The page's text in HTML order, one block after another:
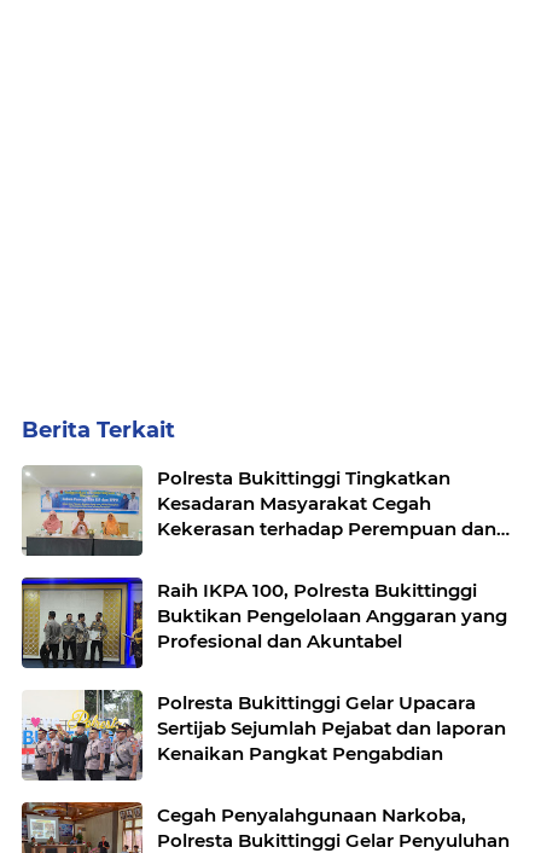
Berita Terkait
Polresta Bukittinggi Tingkatkan
Kesadaran Masyarakat Cegah
Kekerasan terhadap Perempuan dan
Raih IKPA 100, Polresta Bukittinggi
Buktikan Pengelolaan Anggaran yang
Profesional dan Akuntabel
Polresta Bukittinggi Gelar Upacara
Sertijab Sejumlah Pejabat dan laporan
Kenaikan Pangkat Pengabdian
Cegah Penyalahgunaan Narkoba,
Polresta Bukittinggi Gelar Penyuluhan